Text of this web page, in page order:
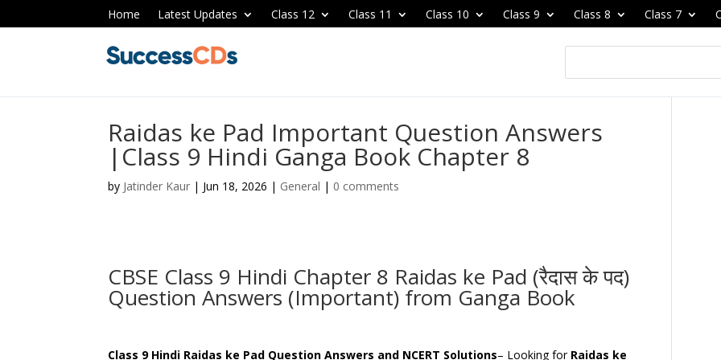
Home Latest Updates Class 12 Class 11 Class 10 Class 9 Class 8 Class 7
Raidas ke Pad Important Question Answers
|Class 9 Hindi Ganga Book Chapter 8
by Jatinder Kaur | Jun 18, 2026 | General | 0 comments
CBSE Class 9 Hindi Chapter 8 Raidas ke Pad (रैदास के पद)
Question Answers (Important) from Ganga Book
Class 9 Hindi Raidas ke Pad Question Answers and NCERT Solutions– Looking for Raidas ke